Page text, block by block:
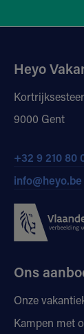
Heyo
9000 Gent
+32 9 210 80
info@heyo.be
Ons
Onze
Kampen met